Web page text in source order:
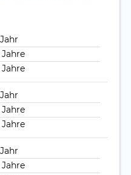
Jahre
Jahre
Jahre
Jahre
Jahre